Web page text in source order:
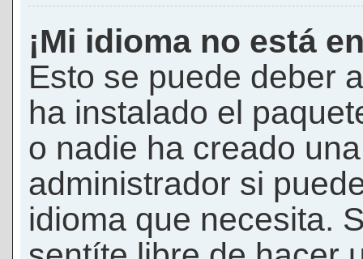
¡Mi idioma no está
Esto se puede deber
ha instalado el
o nadie ha creado
administrador si
idioma que necesita.